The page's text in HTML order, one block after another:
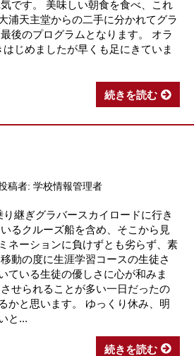
です。 美味しい朝食を食べ、これ
浦天主堂からの二手に分かれてグラ
後のプログラムとなります。 オラ
じめましたが早くも足にきていま
続きを読む
稿者: 学校情報管理者
継ぎグラバースカイロードに行き
るクルーズ船を含め、そこから見
ネーションに負けずとも劣らず、素
動の度に生涯学習コースの生徒さ
ている生徒の優しさに心が和みま
せられることが多い一日だったの
かと思います。 ゆっくり休み、明
と...
続きを読む